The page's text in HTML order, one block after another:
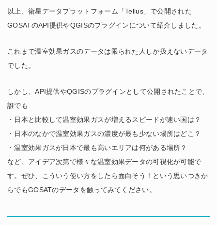
以上、衛星データプラットフォーム「Tellus」で公開された
GOSATのAPI提供やQGISのプラグインについて紹介しました。
これまで温室効果ガスのデータは限られた人しか扱えないデータ
でした。
しかし、API提供やQGISのプラグインとして公開されたことで、
誰でも
・日本と比較して温室効果ガスが増えるスピードが速い国は？
・日本のなかで温室効果ガスの濃度が最も少ない場所はどこ？
・温室効果ガスが日本で最も高いエリアは何がある場所？
など、アイデア次第で様々な温室効果データの可視化が可能で
す。ぜひ、こういう使い方をしたら面白そう！という思いつきか
らでもGOSATのデータを触ってみてください。